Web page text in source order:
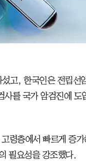
고, 한국인은 전립선
를 국가 암검진에 도
령층에서 빠르게 증
필요성을 강조했다.